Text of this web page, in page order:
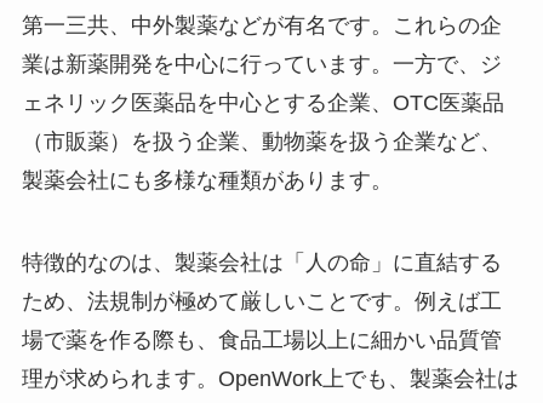
第一三共、中外製薬などが有名です。これらの企
業は新薬開発を中心に行っています。一方で、ジ
ェネリック医薬品を中心とする企業、OTC医薬品
（市販薬）を扱う企業、動物薬を扱う企業など、
製薬会社にも多様な種類があります。
特徴的なのは、製薬会社は「人の命」に直結する
ため、法規制が極めて厳しいことです。例えば工
場で薬を作る際も、食品工場以上に細かい品質管
理が求められます。OpenWork上でも、製薬会社は